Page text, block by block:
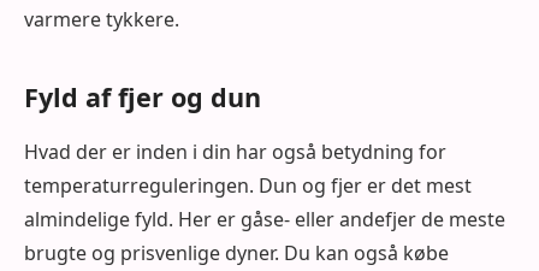
varmere tykkere.
Fyld af fjer og dun
Hvad der er inden i din har også betydning for
temperaturreguleringen. Dun og fjer er det mest
almindelige fyld. Her er gåse- eller andefjer de meste
brugte og prisvenlige dyner. Du kan også købe